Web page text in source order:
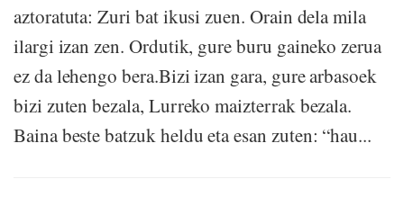
aztoratuta: Zuri bat ikusi zuen. Orain dela mila
ilargi izan zen. Ordutik, gure buru gaineko zerua
ez da lehengo bera.Bizi izan gara, gure arbasoek
bizi zuten bezala, Lurreko maizterrak bezala.
Baina beste batzuk heldu eta esan zuten: “hau...